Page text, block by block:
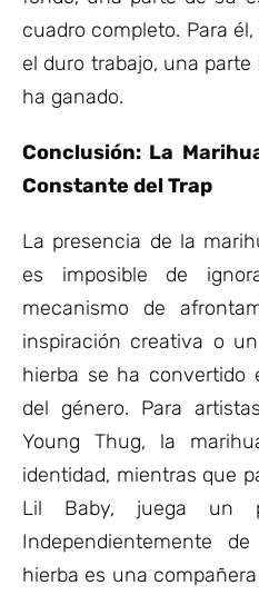
cuadro completo. Para
el duro trabajo, una
ha ganado.
Conclusión: La
Constante del Trap
La presencia de la
es imposible de
mecanismo de
inspiración creativa o
hierba se ha convertido
del género. Para
Young Thug, la
identidad, mientras que
Lil Baby, juega un
Independientemente
hierba es una